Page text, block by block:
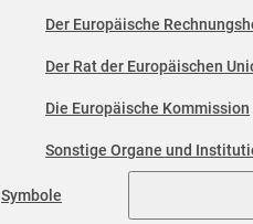
Der Europäische
Der Rat der Europäischen
Die Europäische Kommission
Sonstige Organe und
Symbole